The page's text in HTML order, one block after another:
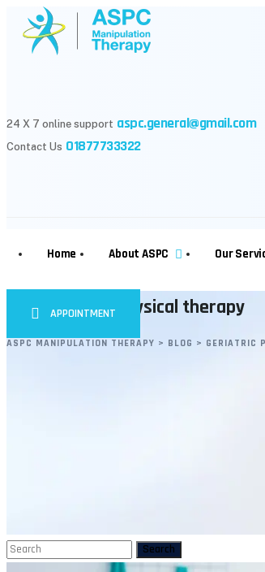
Skip
24 X 7 online support aspc.general@gmail.com
Contact Us 01877733322
Home About ASPC Our
APPOINTMENT
Tag: Geriatric physical therapy
ASPC MANIPULATION THERAPY > BLOG > GERIATRIC
Search
Search